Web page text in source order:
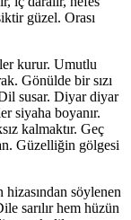
güzel. Orası
kurur. Umutlu
Gönülde bir sızı
susar. Diyar diyar
siyaha boyanır.
kalmaktır. Geç
Güzelliğin gölgesi
söylenen
sarılır hem hüzün